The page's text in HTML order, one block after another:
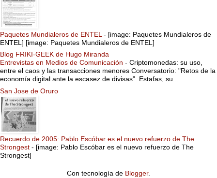
Paquetes Mundialeros de ENTEL- [image: Paquetes Mundialeros de
ENTEL] [image: Paquetes Mundialeros de ENTEL]
Blog FRIKI-GEEK de Hugo Miranda
Entrevistas en Medios de Comunicación - Criptomonedas: su uso,
entre el caos y las transacciones menores Conversatorio: "Retos de la
economía digital ante la escasez de divisas”. Estafas, su...
San Jose de Oruro
Recuerdo de 2005: Pablo Escóbar es el nuevo refuerzo de The
Strongest - [image: Pablo Escóbar es el nuevo refuerzo de The
Strongest]
Con tecnología de Blogger.